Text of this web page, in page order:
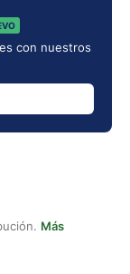
con nuestros
Más